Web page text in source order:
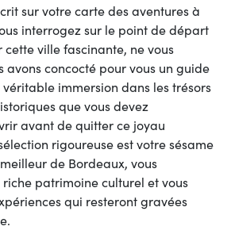
sur votre carte des aventures à
interrogez sur le point de départ
ville fascinante, ne vous
avons concocté pour vous un guide
immersion dans les trésors
que vous devez
avant de quitter ce joyau
rigoureuse est votre sésame
de Bordeaux, vous
patrimoine culturel et vous
qui resteront gravées